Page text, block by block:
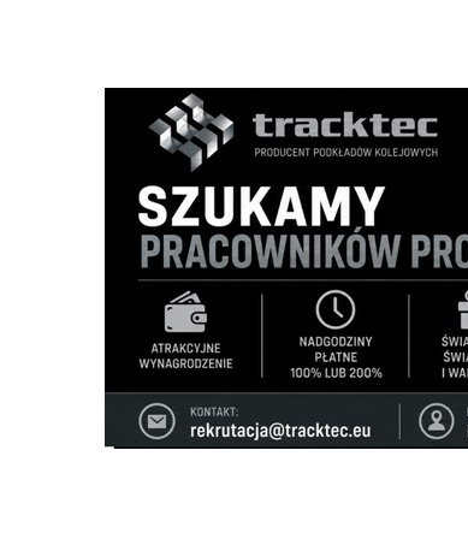
Szukana fraza w ogłoszeniach
nie odszukano ogłoszenia z podana frazą